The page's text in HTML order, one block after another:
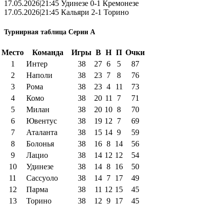
17.05.2026|21:45 Удинезе 0-1 Кремонезе
17.05.2026|21:45 Кальяри 2-1 Торино
Турнирная таблица Серии А
Место Команда Игры В Н П Очки
1
Интер 38 27 6 5
87
2
Наполи 38 23 7 8
76
3
Рома 38 23 4 11
73
4
Комо 38 20 11 7
71
5
Милан 38 20 10 8
70
6
Ювентус 38 19 12 7
69
7
Аталанта 38 15 14 9
59
8
Болонья 38 16 8 14
56
9
Лацио 38 14 12 12
54
10
Удинезе 38 14 8 16
50
11
Сассуоло 38 14 7 17
49
12
Парма 38 11 12 15
45
13
Торино 38 12 9 17
45